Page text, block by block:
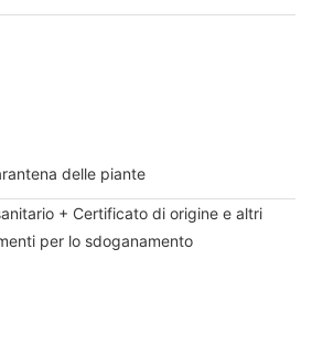
delle piante
+ Certificato di origine e altri
per lo sdoganamento